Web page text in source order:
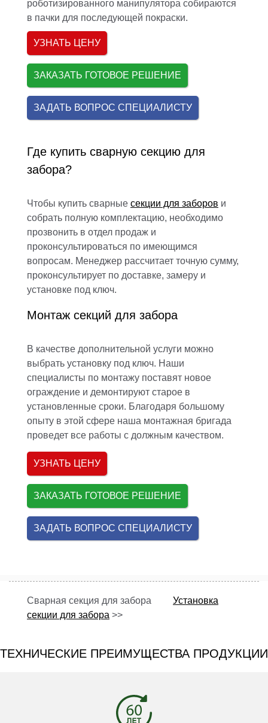
роботизированного манипулятора собираются
в пачки для последующей покраски.
УЗНАТЬ ЦЕНУ
ЗАКАЗАТЬ ГОТОВОЕ РЕШЕНИЕ
ЗАДАТЬ ВОПРОС СПЕЦИАЛИСТУ
Где купить сварную секцию для
забора?
Чтобы купить сварные секции для заборов и
собрать полную комплектацию, необходимо
прозвонить в отдел продаж и
проконсультироваться по имеющимся
вопросам. Менеджер рассчитает точную сумму,
проконсультирует по доставке, замеру и
установке под ключ.
Монтаж секций для забора
В качестве дополнительной услуги можно
выбрать установку под ключ. Наши
специалисты по монтажу поставят новое
ограждение и демонтируют старое в
установленные сроки. Благодаря большому
опыту в этой сфере наша монтажная бригада
проведет все работы с должным качеством.
УЗНАТЬ ЦЕНУ
ЗАКАЗАТЬ ГОТОВОЕ РЕШЕНИЕ
ЗАДАТЬ ВОПРОС СПЕЦИАЛИСТУ
Сварная секция для забора Установка
секции для забора >>
ТЕХНИЧЕСКИЕ ПРЕИМУЩЕСТВА ПРОДУКЦИИ